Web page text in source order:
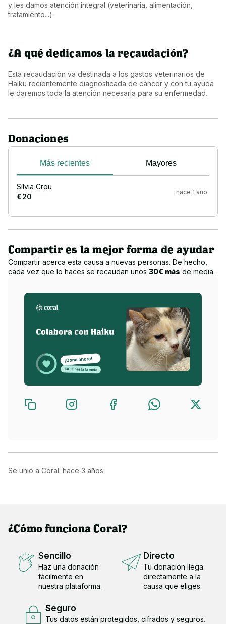
y les damos atención integral (veterinaria, alimentación,
tratamiento...).
¿A qué dedicamos la recaudación?
Esta recaudación va destinada a los gastos veterinarios de
Haiku recientemente diagnosticada de càncer y con tu ayuda
le daremos toda la atención necesaria para su enfermedad.
Donaciones
Más recientes Mayores
Sílvia Crou
€ 20
hace 1 año
Compartir es la mejor forma de ayudar
Compartir acerca esta causa a nuevas personas. De hecho,
cada vez que lo haces se recaudan unos 30€ más de media.
Se unió a Coral: hace 3 años
¿Cómo funciona Coral?
Sencillo
Haz una donación
fácilmente en
nuestra plataforma.
Directo
Tu donación llega
directamente a la
causa que eliges.
Seguro
Tus datos están protegidos, cifrados y seguros.